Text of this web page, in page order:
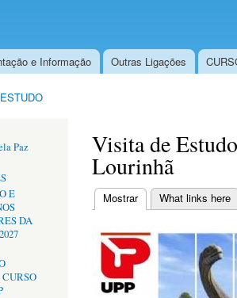
e Informação Outras Ligações
Paz
E
DA
Visita de
Lourinhã
Separadores
Mostrar(separador ativo)
What links here